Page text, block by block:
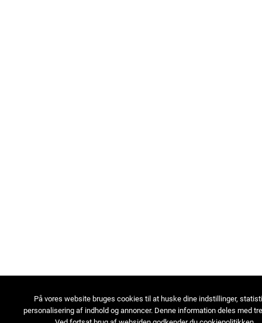
På vores website bruges cookies til at huske dine indstillinger,
personalisering af indhold og annoncer. Denne information deles med